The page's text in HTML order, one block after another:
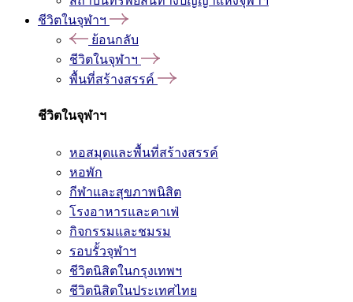
ชีวิตในจุฬาฯ
ย้อนกลับ
ชีวิตในจุฬาฯ
พื้นที่สร้างสรรค์
ชีวิตในจุฬาฯ
หอสมุดและพื้นที่สร้างสรรค์
หอพัก
กีฬาและสุขภาพนิสิต
โรงอาหารและคาเฟ่
กิจกรรมและชมรม
รอบรั้วจุฬาฯ
ชีวิตนิสิตในกรุงเทพฯ
ชีวิตนิสิตในประเทศไทย